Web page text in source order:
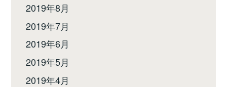
2019年8月
2019年7月
2019年6月
2019年5月
2019年4月